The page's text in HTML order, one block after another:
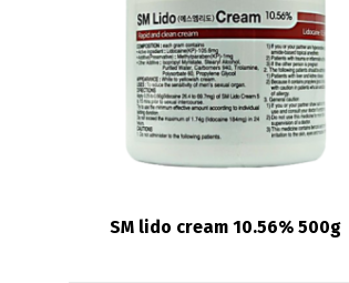
SM lido cream 10.56% 500g